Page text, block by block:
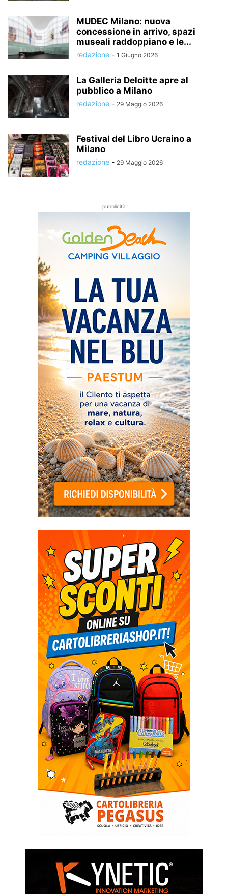
MUDEC Milano: nuova
concessione in arrivo, spazi
museali raddoppiano e le...
redazione - 1 Giugno 2026
La Galleria Deloitte apre al
pubblico a Milano
redazione - 29 Maggio 2026
Festival del Libro Ucraino a
Milano
redazione - 29 Maggio 2026
pubblicità